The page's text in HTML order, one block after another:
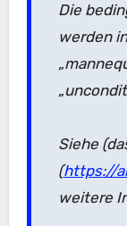
Die
werden
Siehe
(https://
weitere